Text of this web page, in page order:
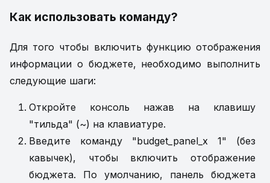
Как использовать команду?
Для того чтобы включить функцию отображения
информации о бюджете, необходимо выполнить
следующие шаги:
Откройте консоль нажав на клавишу
"тильда" (~) на клавиатуре.
Введите команду "budget_panel_x 1" (без
кавычек), чтобы включить отображение
бюджета. По умолчанию, панель бюджета